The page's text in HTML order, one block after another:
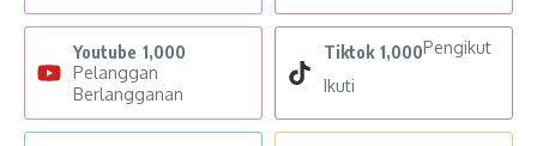
Youtube 1,000
Pelanggan
Berlangganan
Tiktok 1,000Pengikut
Ikuti